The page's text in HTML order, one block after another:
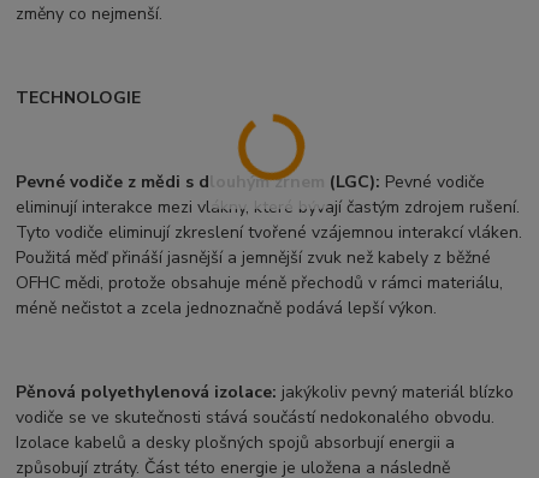
změny co nejmenší.
TECHNOLOGIE
Pevné vodiče z mědi s dlouhým zrnem (LGC): Pevné vodiče
eliminují interakce mezi vlákny, které bývají častým zdrojem rušení.
Tyto vodiče eliminují zkreslení tvořené vzájemnou interakcí vláken.
Použitá měď přináší jasnější a jemnější zvuk než kabely z běžné
OFHC mědi, protože obsahuje méně přechodů v rámci materiálu,
méně nečistot a zcela jednoznačně podává lepší výkon.
Pěnová polyethylenová izolace: jakýkoliv pevný materiál blízko
vodiče se ve skutečnosti stává součástí nedokonalého obvodu.
Izolace kabelů a desky plošných spojů absorbují energii a
způsobují ztráty. Část této energie je uložena a následně